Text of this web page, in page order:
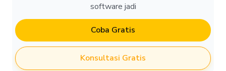
software jadi
Coba Gratis
Konsultasi Gratis